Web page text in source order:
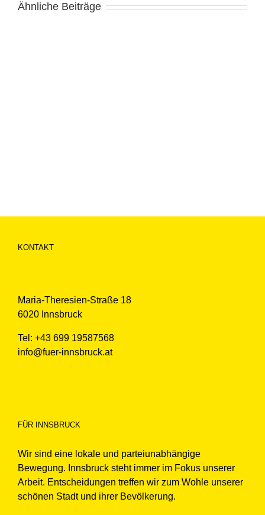
Ähnliche Beiträge
KONTAKT
Maria-Theresien-Straße 18
6020 Innsbruck
Tel: +43 699 19587568
info@fuer-innsbruck.at
FÜR INNSBRUCK
Wir sind eine lokale und parteiunabhängige
Bewegung. Innsbruck steht immer im Fokus unserer
Arbeit. Entscheidungen treffen wir zum Wohle unserer
schönen Stadt und ihrer Bevölkerung.